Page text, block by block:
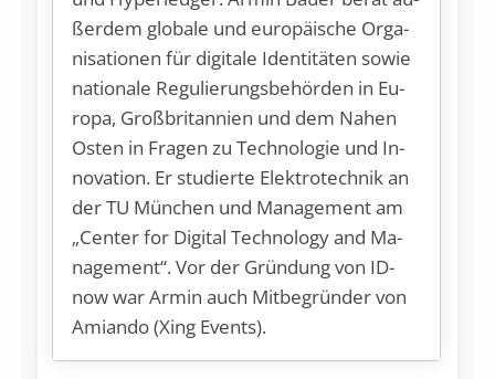
ßer­dem glo­ba­le und eu­ro­päi­sche Or­ga­
ni­sa­tio­nen für di­gi­ta­le Iden­ti­tä­ten so­wie
na­tio­na­le Re­gu­lie­rungs­be­hör­den in Eu­
ro­pa, Groß­bri­tan­ni­en und dem Na­hen
Os­ten in Fra­gen zu Tech­no­lo­gie und In­
no­va­ti­on. Er stu­dier­te Elek­tro­tech­nik an
der TU Mün­chen und Ma­nage­ment am
„Cen­ter for Di­gi­tal Tech­no­lo­gy and Ma­
nage­ment“. Vor der Grün­dung von ID­
now war Ar­min auch Mit­be­grün­der von
Amiando (Xing Events).